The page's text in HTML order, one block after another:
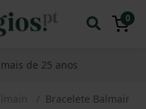
0
de 25 anos
Bracelete Balmain